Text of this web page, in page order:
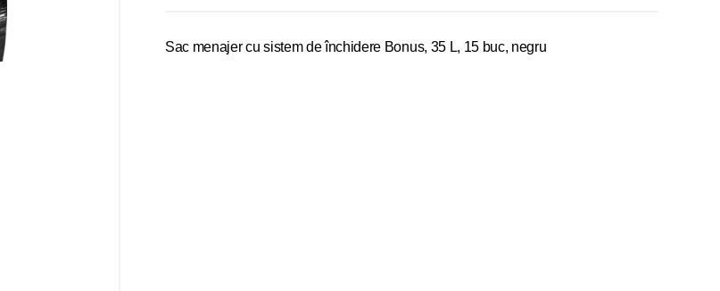
Sac menajer cu sistem de închidere Bonus, 35 L, 15 buc, negru